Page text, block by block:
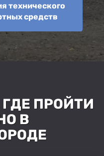
технического
средств
ГДЕ ПРОЙТИ
В